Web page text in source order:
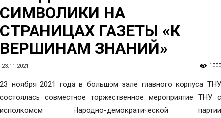
СИМВОЛИКИ НА
СТРАНИЦАХ ГАЗЕТЫ «К
ВЕРШИНАМ ЗНАНИЙ»
23.11.2021 1000
23 ноября 2021 года в большом зале главного корпуса ТНУ
состоялась совместное торжественное мероприятие ТНУ с
исполкомом Народно-демократической партии